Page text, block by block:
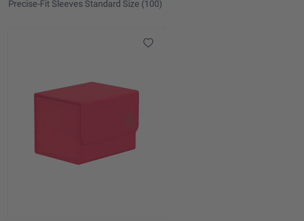
Precise-Fit Sleeves Standard Size (100)